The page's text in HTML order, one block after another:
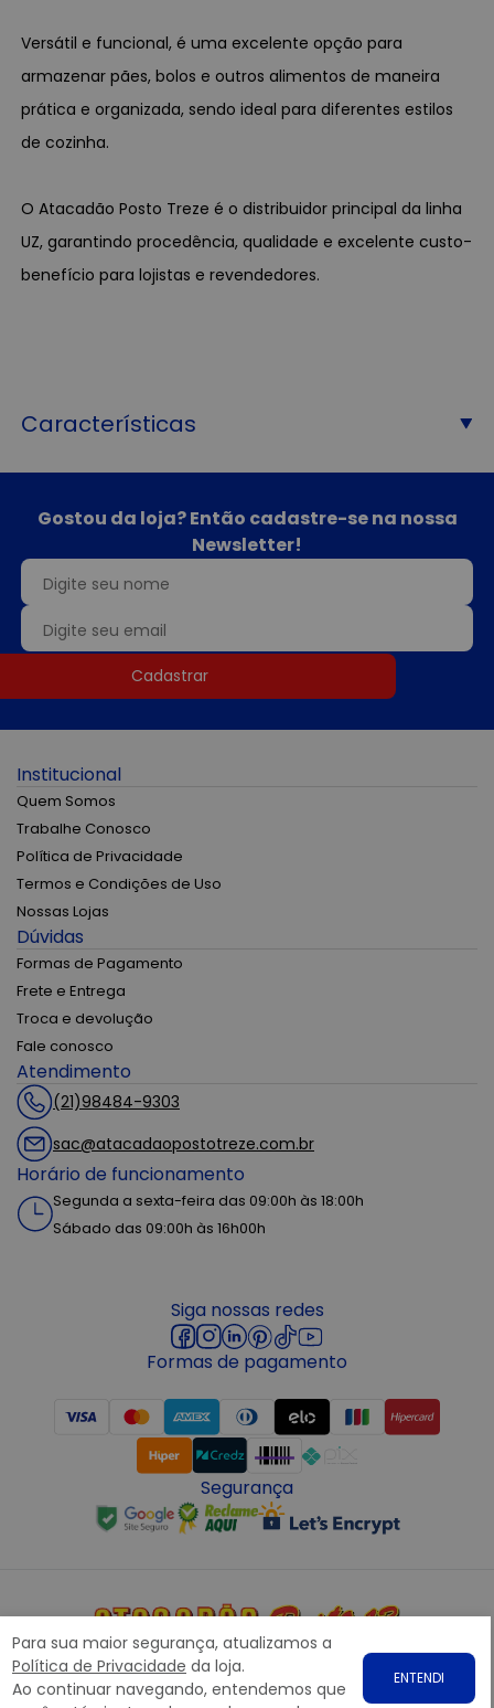
Para sua maior segurança, atualizamos a
Política de Privacidade da loja.
Ao continuar navegando, entendemos que
ENTENDI
Versátil e funcional, é uma excelente opção para
armazenar pães, bolos e outros alimentos de maneira
prática e organizada, sendo ideal para diferentes estilos
de cozinha.
O Atacadão Posto Treze é o distribuidor principal da linha
UZ, garantindo procedência, qualidade e excelente custo-
benefício para lojistas e revendedores.
Características
Gostou da loja? Então cadastre-se na nossa
Newsletter!
Cadastrar
Institucional
Quem Somos
Trabalhe Conosco
Política de Privacidade
Termos e Condições de Uso
Nossas Lojas
Dúvidas
Formas de Pagamento
Frete e Entrega
Troca e devolução
Fale conosco
Atendimento
(21)98484-9303
sac@atacadaopostotreze.com.br
Horário de funcionamento
Segunda a sexta-feira das 09:00h às 18:00h
Sábado das 09:00h às 16h00h
Siga nossas redes
Formas de pagamento
Segurança
Copyright © 2022 ATACADÃO POSTO 13 - Todos os direitos
reservados. CNPJ: 15.360.767/0001-07